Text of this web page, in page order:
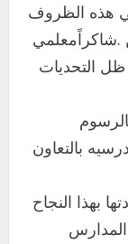
في هذه الظروف
.شاكراًمعلمي
التحديات
بالتعاون
بهذا النجاح